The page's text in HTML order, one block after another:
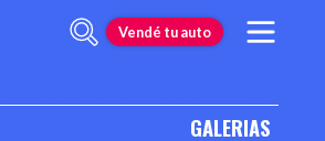
Vendé tu auto
GALERIAS